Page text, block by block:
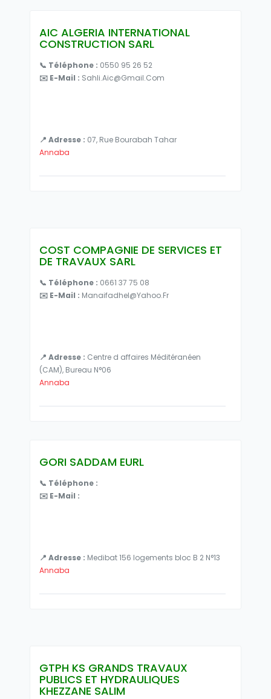
AIC ALGERIA INTERNATIONAL
CONSTRUCTION SARL
📞 Téléphone : 0550 95 26 52
✉️ E-Mail : Sahli.aic@gmail.com
📍 Adresse : 07, Rue Bourabah Tahar
Annaba
COST COMPAGNIE DE SERVICES ET
DE TRAVAUX SARL
📞 Téléphone : 0661 37 75 08
✉️ E-Mail : Manaifadhel@yahoo.fr
📍 Adresse : Centre d affaires Méditéranéen
(CAM), Bureau N°06
Annaba
GORI SADDAM EURL
📞 Téléphone :
✉️ E-Mail :
📍 Adresse : Medibat 156 logements bloc B 2 N°13
Annaba
GTPH KS GRANDS TRAVAUX
PUBLICS ET HYDRAULIQUES
KHEZZANE SALIM